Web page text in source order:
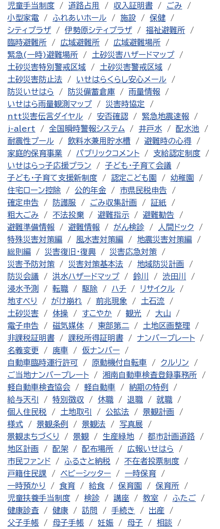
児童手当制度 道路占用 収入証明書
ごみ
小型家電
ふれあいホール 施設
保健
シティプラザ
伊勢原シティプラザ
福祉避難所
臨時避難所
広域避難所
広域避難場所
緊急(一時)避難場所
土砂災害ハザードマップ
土砂災害特別警戒区域
土砂災害警戒区域
土砂災害防止法
いせはらくらし安心メール
防災いせはら
防災備蓄倉庫
雨量情報
いせはら雨量観測マップ
災害時協定
ntt災害伝言ダイヤル
安否確認
緊急地震速報
j-alert
全国瞬時警報システム 井戸水
配水池
耐震性プール
飲料水兼用貯水槽
避難時の心得
家庭的保育事業
パブリックコメント
支給認定制度
いせはらっ子応援プラン
子ども・子育て会議
子ども・子育て支援新制度
認定こども園
幼稚園
住宅ローン控除
公的年金
市県民税申告
確定申告
防護服 ごみ収集計画
証紙
粗大ごみ
不法投棄 避難指示
避難勧告
避難準備情報
避難情報 がん検診
人間ドック
特殊災害対策編
風水害対策編
地震災害対策編
総則編
災害復旧・復興
災害応急対策
災害予防対策
災害対策基本法
地域防災計画
防災会議
洪水ハザードマップ 鈴川
渋田川
浸水予測
転職 駆除 ハチ
リサイクル
地すべり
がけ崩れ 前兆現象
土石流
土砂災害
体操 すこやか 観光
大山
電子申告
磁気媒体 東部第二
土地区画整理
非課税証明書
課税所得証明書
ナンバープレート
名義変更
廃車
仮ナンバー
自動車臨時運行許可
原動機付自転車
クルリン
ご当地ナンバープレート
湘南自動車検査登録事務所
軽自動車検査協会
軽自動車
納期の特例
給与天引
特別徴収 休職 退職
就職
個人住民税
土地取引 公拡法
景観計画
様式
景観条例 景観法
写真展
景観まちづくり
景観 生産緑地
都市計画道路
地区計画
配架 配布場所
広報いせはら
市民ファンド
ふるさと納税
不在者投票制度
戸籍住民課
ベビーシッター
一時保育
一時預かり
食育 給食 保育園
保育所
児童扶養手当制度
検診 講座 教室
ふたご
健康診査
健康 訪問 手続き
出産
父子手帳
母子手帳 妊娠 母子
相談